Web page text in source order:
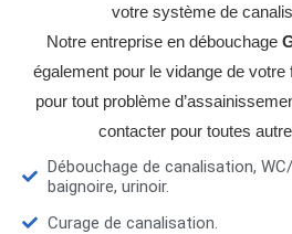
votre système de
Notre entreprise en débouchage
également pour le vidange de
pour tout problème
contacter pour toutes
Débouchage de canalisation,
baignoire, urinoir.
Curage de canalisation.